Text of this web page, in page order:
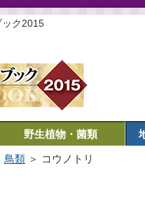
ク2015
野生植物・菌類
鳥類 ＞ コウノトリ